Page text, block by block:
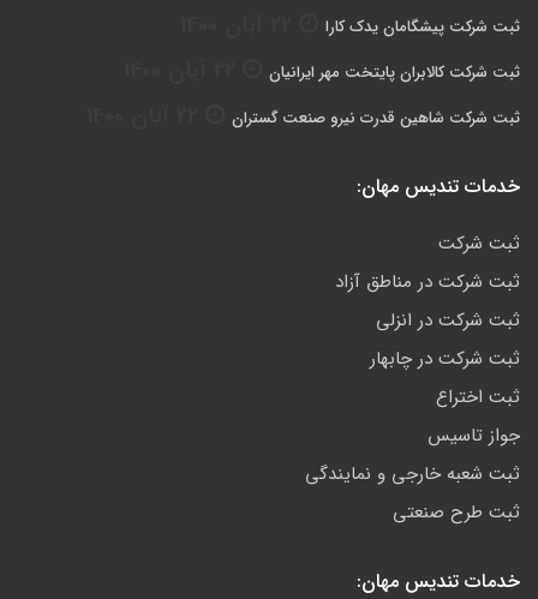
ثبت شرکت پیشگامان یدک کارا
ثبت شرکت کالابران پایتخت مهر ایرانیان
ثبت شرکت شاهین قدرت نیرو صنعت گستران
خدمات تندیس مهان:
ثبت شرکت
ثبت شرکت در مناطق آزاد
ثبت شرکت در انزلی
ثبت شرکت در چابهار
ثبت اختراع
جواز تاسیس
ثبت شعبه خارجی و نمایندگی
ثبت طرح صنعتی
خدمات تندیس مهان: